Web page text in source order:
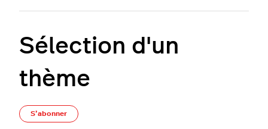
Sélection d'un
thème
S’abonner